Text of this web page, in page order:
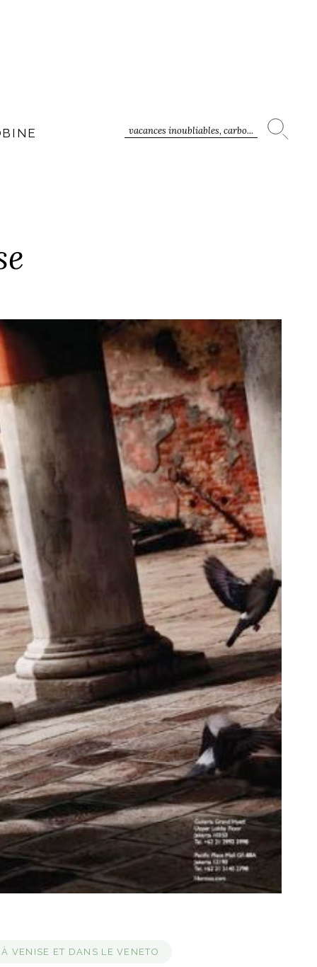
vacances inoubliables, carbo...
VENISE ET DANS LE VENETO